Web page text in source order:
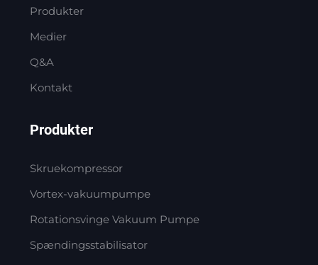
Produkter
Medier
Q&A
Kontakt
Produkter
Skruekompressor
Vortex-vakuumpumpe
Rotationsvinge Vakuum Pumpe
Spændingsstabilisator